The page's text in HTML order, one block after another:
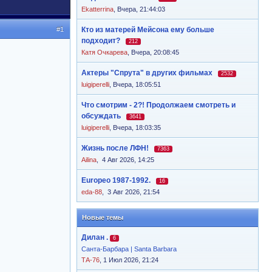
Ekatterrina Вчера, 21:44:03
Кто из матерей Мейсона ему больше
подходит?
212
Катя Очкарева Вчера, 20:08:45
Актеры "Спрута" в других фильмах 2532
luigiperelli Вчера, 18:05:51
Что смотрим - 2?! Продолжаем смотреть и
обсуждать
3641
luigiperelli Вчера, 18:03:35
Жизнь после ЛФН! 7363
Ailina 4 Авг 2026, 14:25
Europeo 1987-1992. 16
eda-88 3 Авг 2026, 21:54
Новые темы
Дилан . 6
Санта-Барбара | Santa Barbara
ТА-76 , 1 Июл 2026, 21:24
#1